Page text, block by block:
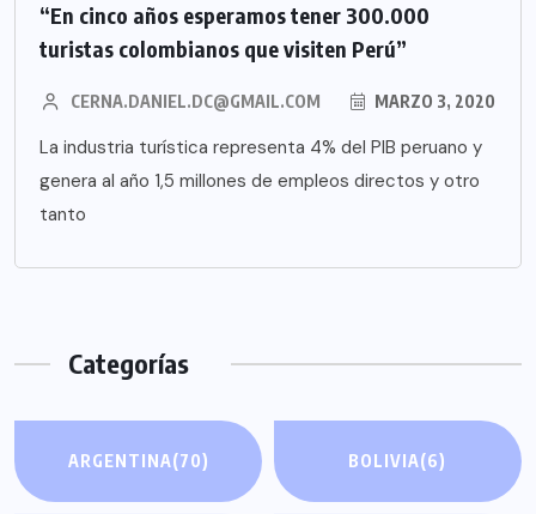
“En cinco años esperamos tener 300.000
turistas colombianos que visiten Perú”
CERNA.DANIEL.DC@GMAIL.COM MARZO 3, 2020
La industria turística representa 4% del PIB peruano y
genera al año 1,5 millones de empleos directos y otro
tanto
Categorías
ARGENTINA(70) BOLIVIA(6)